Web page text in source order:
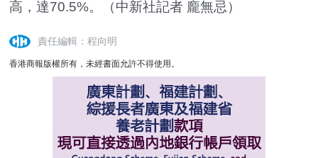
高，達70.5%。（中新社記者 龐無忌）
責任編輯：程向明
香港商報版權所有，未經書面允許不得使用。